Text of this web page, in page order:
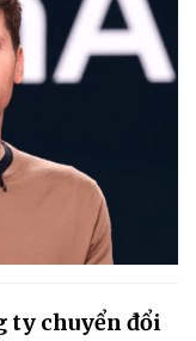
ty chuyển đổi